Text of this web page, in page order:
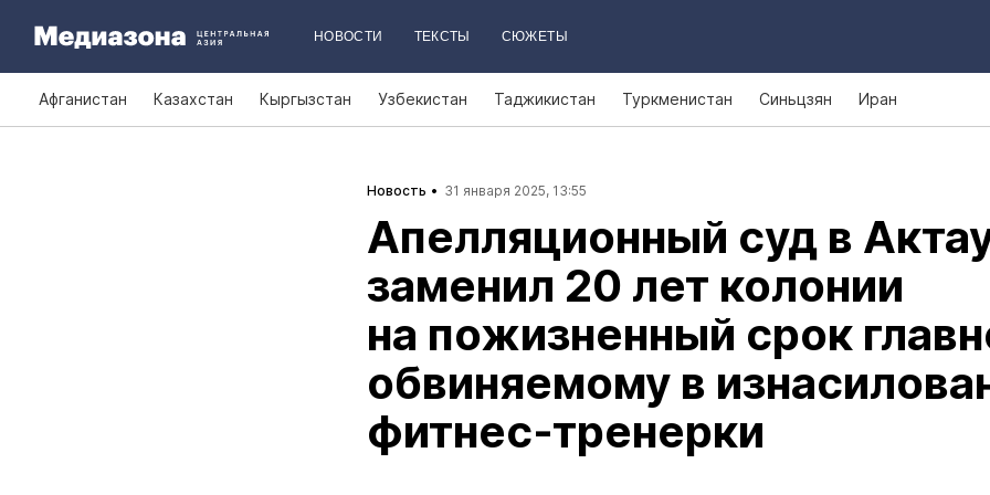
НОВОСТИ ТЕКСТЫ СЮЖЕТЫ
Афганистан Казахстан Кыргызстан Узбекистан Таджикистан Туркменистан Синьцзян Иран
Новость 31 января 2025, 13:55
Апелляционный суд в
заменил 20 лет колонии
на пожизненный срок
обвиняемому в
фитнес‑тренерки